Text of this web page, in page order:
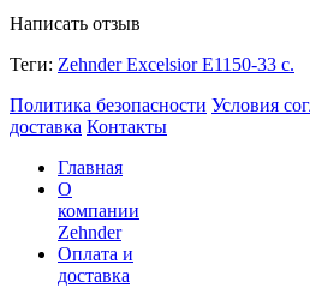
Написать отзыв
Теги: Zehnder Excelsior E1150-33 с.
Политика безопасности Условия
доставка Контакты
Главная
О
компании
Zehnder
Оплата и
доставка